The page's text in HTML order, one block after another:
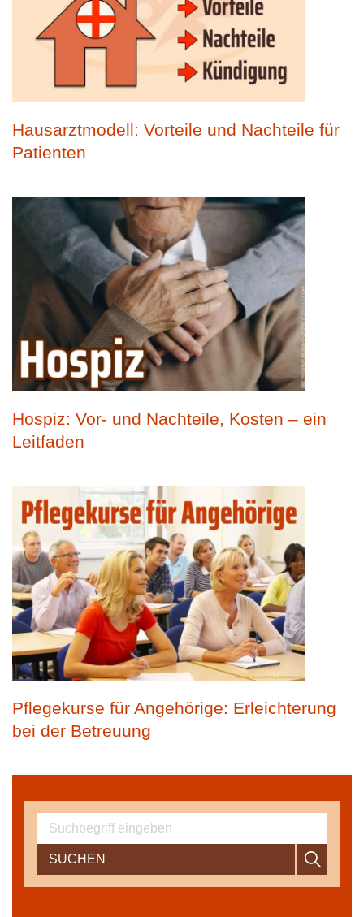
Hausarztmodell: Vorteile und Nachteile für
Patienten
Hospiz: Vor- und Nachteile, Kosten – ein
Leitfaden
Pflegekurse für Angehörige: Erleichterung
bei der Betreuung
SUCHEN